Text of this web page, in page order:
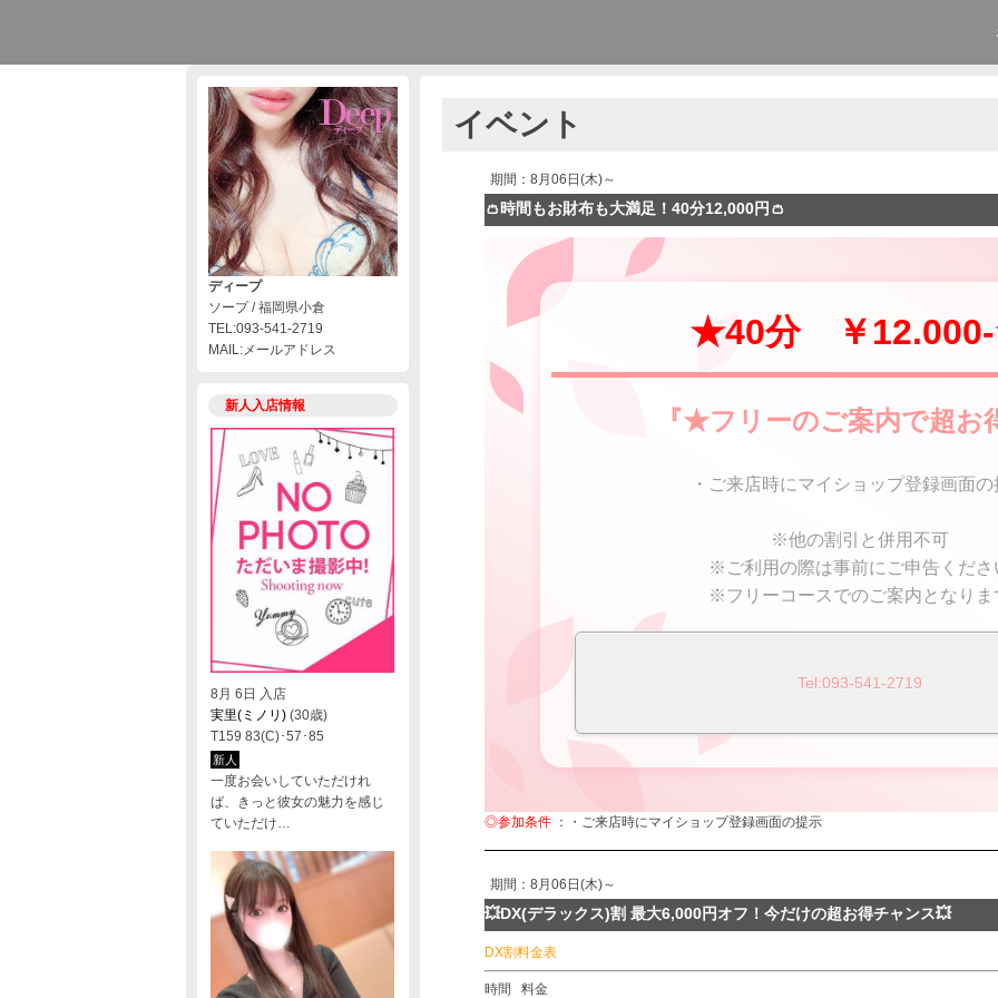
ディープ
ソープ / 福岡県小倉
TEL:093-541-2719
MAIL:メールアドレス
新人入店情報
8月 6日 入店
実里(ミノリ)(30歳)
T159 83(C)･57･85
新人
一度お会いしていただけれ
ば、きっと彼女の魅力を感じ
ていただけ…
イベント
期間：8月06日(木)～
👛時間もお財布も大満足！40分12,000円👛
★40分 ￥
『★フリーのご案内で超
・ご来店時にマイショップ登録画面の
※他の割引と併用不可
※ご利用の際は事前にご申告くださ
※フリーコースでのご案内となりま
Tel:093-541-2719
◎参加条件：・ご来店時にマイショップ登録画面の提示
期間：8月06日(木)～
💥DX(デラックス)割 最大6,000円オフ！今だけの超お得チャンス💥
DX割料金表
時間 料金